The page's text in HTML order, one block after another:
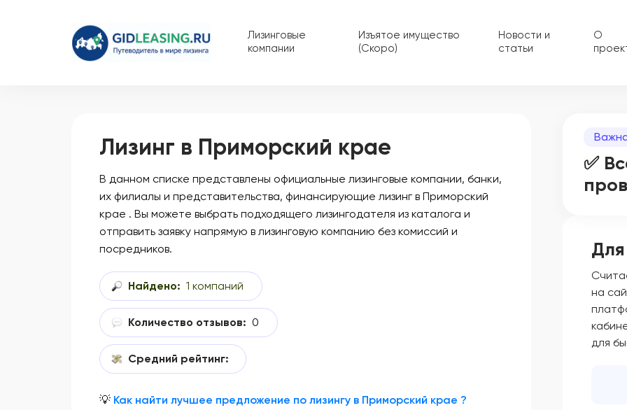
Лизинговые
компании
Изъятое имущество
(Скоро)
Новости и
статьи
О
Лизинг в Приморский крае
В данном списке представлены официальные лизинговые компании, банки,
их филиалы и представительства, финансирующие лизинг в Приморский
крае . Вы можете выбрать подходящего лизингодателя из каталога и
отправить заявку напрямую в лизинговую компанию без комиссий и
посредников.
Найдено: 1 компаний
Количество отзывов: 0
Средний рейтинг:
💡 Как найти лучшее предложение по лизингу в Приморский крае ?
✅
на
для